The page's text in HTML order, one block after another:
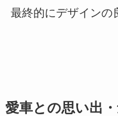
最終的にデザインの
愛車との思い出